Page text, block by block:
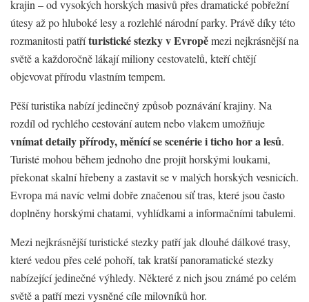
krajin – od vysokých horských masivů přes dramatické pobřežní
útesy až po hluboké lesy a rozlehlé národní parky. Právě díky této
rozmanitosti patříturistické stezky v Evropěmezi nejkrásnější na
světě a každoročně lákají miliony cestovatelů, kteří chtějí
objevovat přírodu vlastním tempem.
Pěší turistika nabízí jedinečný způsob poznávání krajiny. Na
rozdíl od rychlého cestování autem nebo vlakem umožňuje
vnímat detaily přírody, měnící se scenérie i ticho hor a lesů.
Turisté mohou během jednoho dne projít horskými loukami,
překonat skalní hřebeny a zastavit se v malých horských vesnicích.
Evropa má navíc velmi dobře značenou síť tras, které jsou často
doplněny horskými chatami, vyhlídkami a informačními tabulemi.
Mezi nejkrásnější turistické stezky patří jak dlouhé dálkové trasy,
které vedou přes celé pohoří, tak kratší panoramatické stezky
nabízející jedinečné výhledy. Některé z nich jsou známé po celém
světě a patří mezi vysněné cíle milovníků hor.